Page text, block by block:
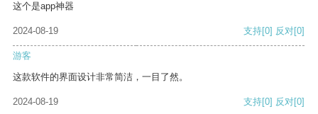
这个是app神器
2024-08-19 支持[0] 反对[0]
游客
这款软件的界面设计非常简洁，一目了然。
2024-08-19 支持[0] 反对[0]